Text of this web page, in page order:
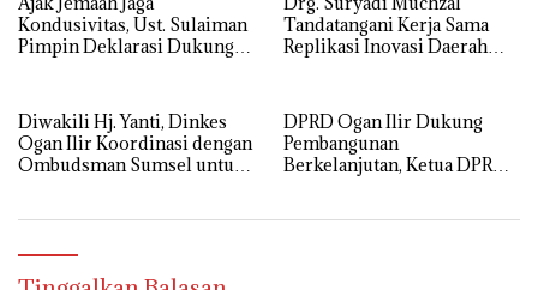
Kondusivitas, Ust. Sulaiman
Pimpin Deklarasi Dukung
Tandatangani Kerja Sama
Replikasi Inovasi Daerah
Diwakili Hj. Yanti, Dinkes
Ogan Ilir Koordinasi dengan
Ombudsman Sumsel untuk
DPRD Ogan Ilir Dukung
Pembangunan
Berkelanjutan, Ketua DPRD